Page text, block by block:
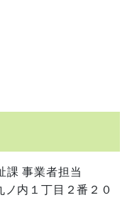
課 事業者担当
内１丁目２番２０